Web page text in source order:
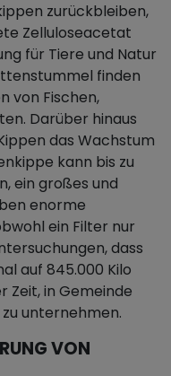
zurückbleiben,
Zelluloseacetat
für Tiere und Natur
finden
von Fischen,
Darüber hinaus
das Wachstum
kann bis zu
ein großes und
enorme
ein Filter nur
dass
auf 845.000 Kilo
Zeit, in Gemeinde
unternehmen.
VON